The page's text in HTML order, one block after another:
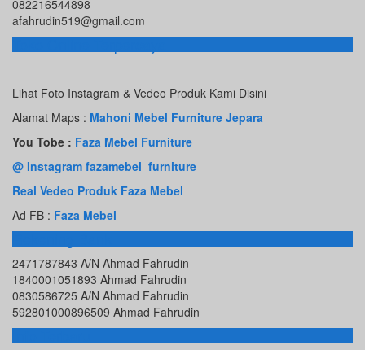
082216544898
afahrudin519@gmail.com
Toko Online Terpercaya
Lihat Foto Instagram & Vedeo Produk Kami Disini
Alamat Maps : Mahoni Mebel Furniture Jepara
You Tobe : Faza Mebel Furniture
@ Instagram fazamebel_furniture
Real Vedeo Produk Faza Mebel
Ad FB : Faza Mebel
Rekening Bank
2471787843 A/N Ahmad Fahrudin
1840001051893 Ahmad Fahrudin
0830586725 A/N Ahmad Fahrudin
592801000896509 Ahmad Fahrudin
Info Terbaru